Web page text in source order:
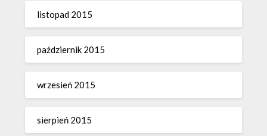
listopad 2015
październik 2015
wrzesień 2015
sierpień 2015